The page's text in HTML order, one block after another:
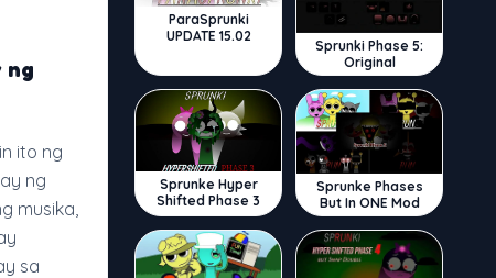
ng
ito ng
ng
musika,
sa
ParaSprunki
UPDATE 15.02
Sprunki Phase 5:
Original
Sprunke Hyper
Shifted Phase 3
Sprunke Phases
But In ONE Mod